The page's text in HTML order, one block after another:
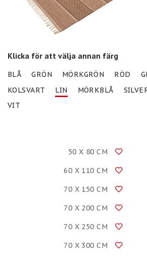
Klicka för att välja annan färg
BLÅ GRÖN MÖRKGRÖN RÖD
KOLSVART
LIN MÖRKBLÅ
VIT
50 X 80 CM
60 X 110 CM
70 X 150 CM
70 X 200 CM
70 X 250 CM
70 X 300 CM